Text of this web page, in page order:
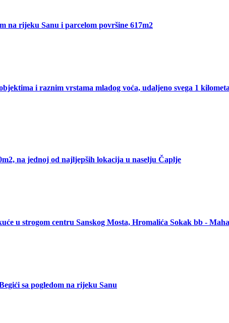
na rijeku Sanu i parcelom površine 617m2
i raznim vrstama mladog voća, udaljeno svega 1
na jednoj od najljepših lokacija u naselju Čaplje
u strogom centru Sanskog Mosta, Hromalića Sokak bb -
sa pogledom na rijeku Sanu